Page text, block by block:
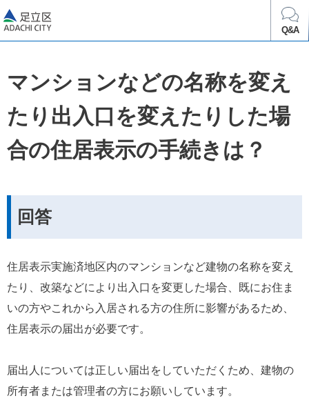
Q&A
マンションなどの名称を変え
たり出入口を変えたりした場
合の住居表示の手続きは？
回答
住居表示実施済地区内のマンションなど建物の名称を変え
たり、改築などにより出入口を変更した場合、既にお住ま
いの方やこれから入居される方の住所に影響があるため、
住居表示の届出が必要です。
届出人については正しい届出をしていただくため、建物の
所有者または管理者の方にお願いしています。